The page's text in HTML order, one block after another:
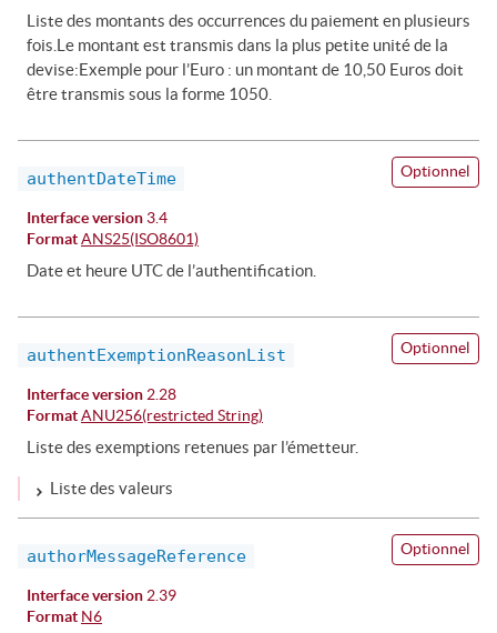
Liste des montants des occurrences du paiement en plusieurs
fois.Le montant est transmis dans la plus petite unité de la
devise:Exemple pour l’Euro : un montant de 10,50 Euros doit
être transmis sous la forme 1050.
authentDateTime Optionnel
Interface version 3.4
Format ANS25(ISO8601)
Date et heure UTC de l’authentification.
authentExemptionReasonList Optionnel
Interface version 2.28
Format ANU256(restricted String)
Liste des exemptions retenues par l’émetteur.
Liste des valeurs
authorMessageReference Optionnel
Interface version 2.39
Format N6